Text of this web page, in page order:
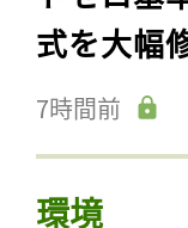
式を大幅
7時間前
環境